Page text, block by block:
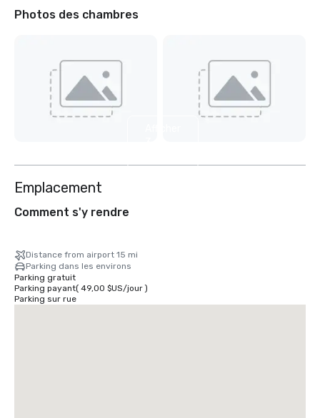
Photos des chambres
Emplacement
Comment s'y rendre
Distance from airport 15 mi
Parking dans les environs
Parking gratuit
Parking payant( 49,00 $US/jour)
Parking sur rue